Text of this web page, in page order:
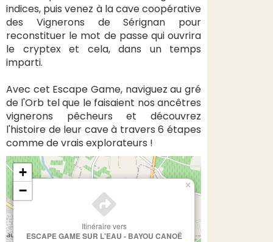
indices, puis venez à la cave coopérative
des Vignerons de Sérignan pour
reconstituer le mot de passe qui ouvrira
le cryptex et cela, dans un temps
imparti.
Avec cet Escape Game, naviguez au gré
de l'Orb tel que le faisaient nos ancêtres
vignerons pêcheurs et découvrez
l'histoire de leur cave à travers 6 étapes
comme de vrais explorateurs !
Itinéraire vers
ESCAPE GAME SUR L'EAU - BAYOU CANOË
×
+
−